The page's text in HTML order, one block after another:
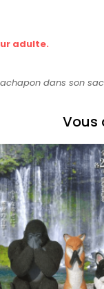
adulte.
dans son
Vous